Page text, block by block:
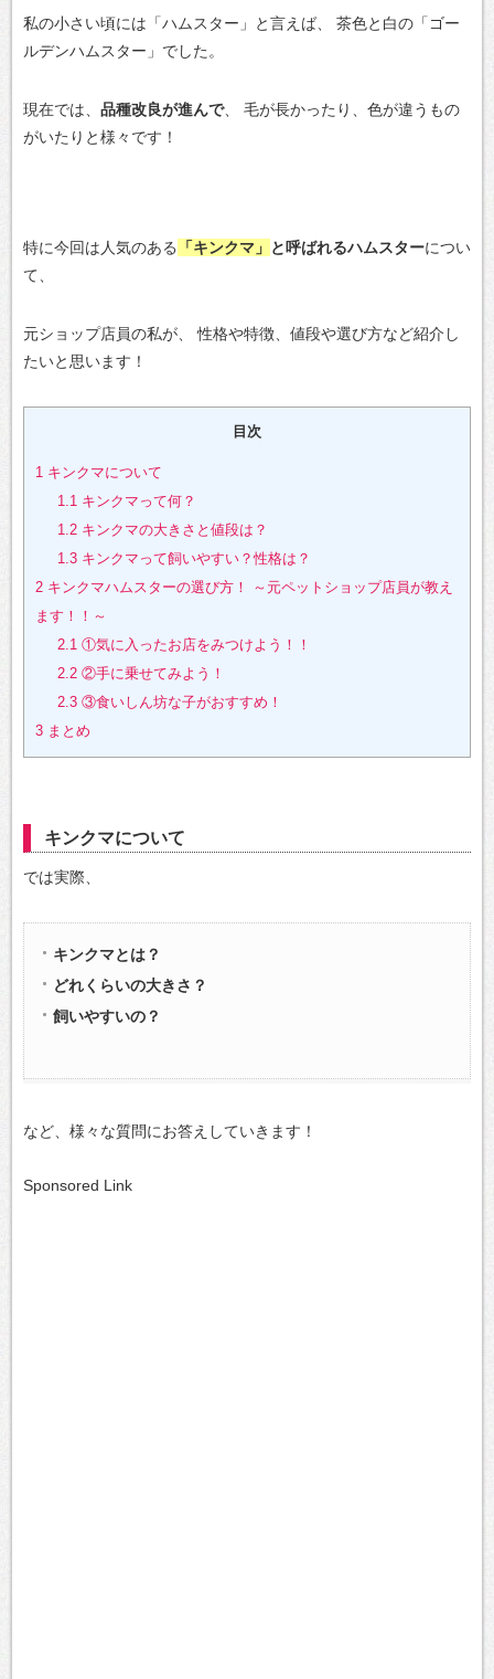
私の小さい頃には「ハムスター」と言えば、
茶色と白の「ゴー
ルデンハムスター」でした。
現在では、 品種改良が進んで、
毛が長かったり、色が違うもの
がいたりと様々です！
特に今回は人気のある 「キンクマ」 と呼ばれるハムスターについ
て、
元ショップ店員の私が、
性格や特徴、値段や選び方など紹介し
たいと思います！
目次
1 キンクマについて
1.1キンクマって何？
1.2キンクマの大きさと値段は？
1.3キンクマって飼いやすい？性格は？
2 キンクマハムスターの選び方！ ～元ペットショップ店員が教え
ます！！～
2.1①気に入ったお店をみつけよう！！
2.2②手に乗せてみよう！
2.3③食いしん坊な子がおすすめ！
3 まとめ
キンクマについて
では実際、
キンクマとは？
どれくらいの大きさ？
飼いやすいの？
など、様々な質問にお答えしていきます！
Sponsored Link